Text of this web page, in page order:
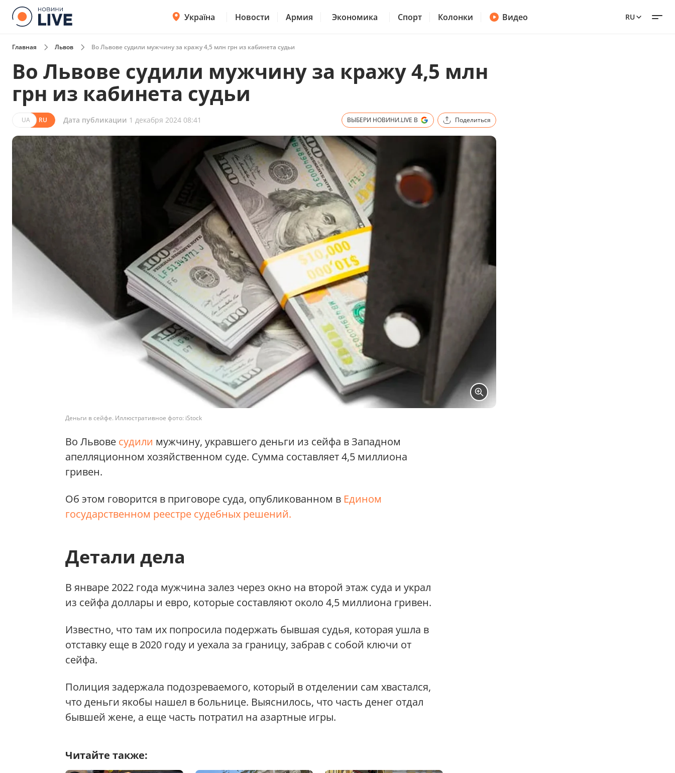
Україна Новости Армия Экономика Спорт Колонки Видео RU
Главная Львов Во Львове судили мужчину за кражу 4,5 млн грн из кабинета судьи
Во Львове судили мужчину за кражу 4,5 млн
грн из кабинета судьи
UA RU Дата публикации 1 декабря 2024 08:41 ВЫБЕРИ НОВИНИ.LIVE В Поделиться
Деньги в сейфе. Иллюстративное фото: iStock
Во Львове судили мужчину, укравшего деньги из сейфа в Западном
апелляционном хозяйственном суде. Сумма составляет 4,5 миллиона
гривен.
Об этом говорится в приговоре суда, опубликованном в Едином
государственном реестре судебных решений.
Детали дела
В январе 2022 года мужчина залез через окно на второй этаж суда и украл
из сейфа доллары и евро, которые составляют около 4,5 миллиона гривен.
Известно, что там их попросила подержать бывшая судья, которая ушла в
отставку еще в 2020 году и уехала за границу, забрав с собой ключи от
сейфа.
Полиция задержала подозреваемого, который в отделении сам хвастался,
что деньги якобы нашел в больнице. Выяснилось, что часть денег отдал
бывшей жене, а еще часть потратил на азартные игры.
Читайте также: